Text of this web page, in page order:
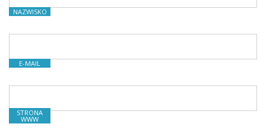
NAZWISKO
E-MAIL
STRONA
WWW